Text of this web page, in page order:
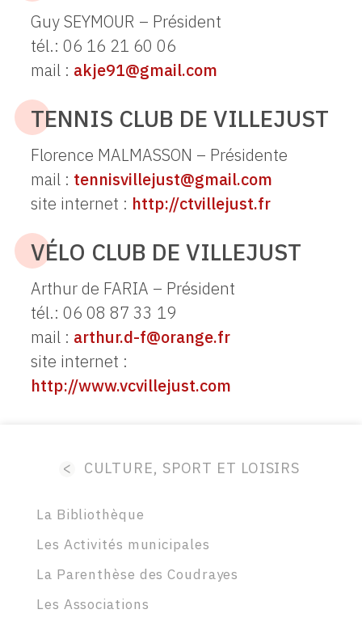
Guy SEYMOUR – Président
tél.: 06 16 21 60 06
mail : akje91@gmail.com
TENNIS CLUB DE VILLEJUST
Florence MALMASSON – Présidente
mail : tennisvillejust@gmail.com
site internet : http://ctvillejust.fr
VÉLO CLUB DE VILLEJUST
Arthur de FARIA – Président
tél.: 06 08 87 33 19
mail : arthur.d-f@orange.fr
site internet :
http://www.vcvillejust.com
< CULTURE, SPORT ET LOISIRS
La Bibliothèque
Les Activités municipales
La Parenthèse des Coudrayes
Les Associations